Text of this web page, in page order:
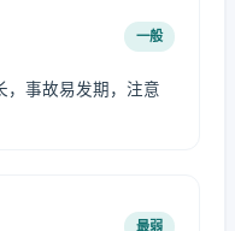
一般
，事故易发期，注意
最弱